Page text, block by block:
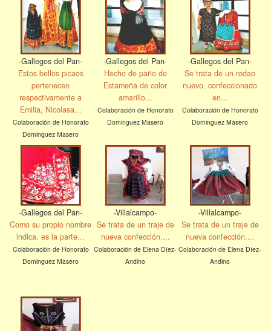
-Gallegos del Pan-
Estos bellos picaos
pertenecen
respectivamente a
Emilia, Nicolasa...
Colaboración de Honorato
Dominguez Masero
-Gallegos del Pan-
Hecho de paño de
Estameña de color
amarillo...
Colaboración de Honorato
Dominguez Masero
-Gallegos del Pan-
Se trata de un rodao
nuevo, confeccionado
en...
Colaboración de Honorato
Dominguez Masero
-Gallegos del Pan-
Como su propio nombre
indica, es la parte...
Colaboración de Honorato
Dominguez Masero
-Villalcampo-
Se trata de un traje de
nueva confección....
Colaboración de Elena Díez-
Andino
-Villalcampo-
Se trata de un traje de
nueva confección....
Colaboración de Elena Díez-
Andino